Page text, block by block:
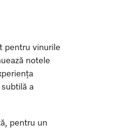
pentru vinurile
notele
a
pentru un